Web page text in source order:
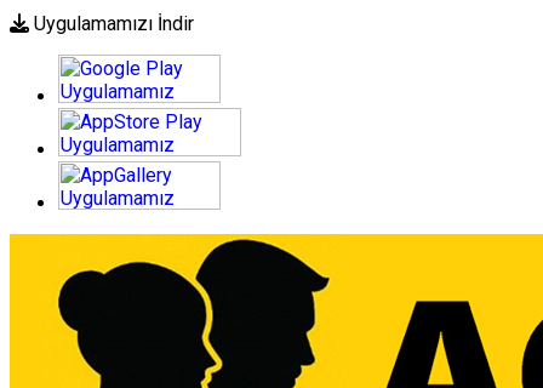
Uygulamamızı İndir